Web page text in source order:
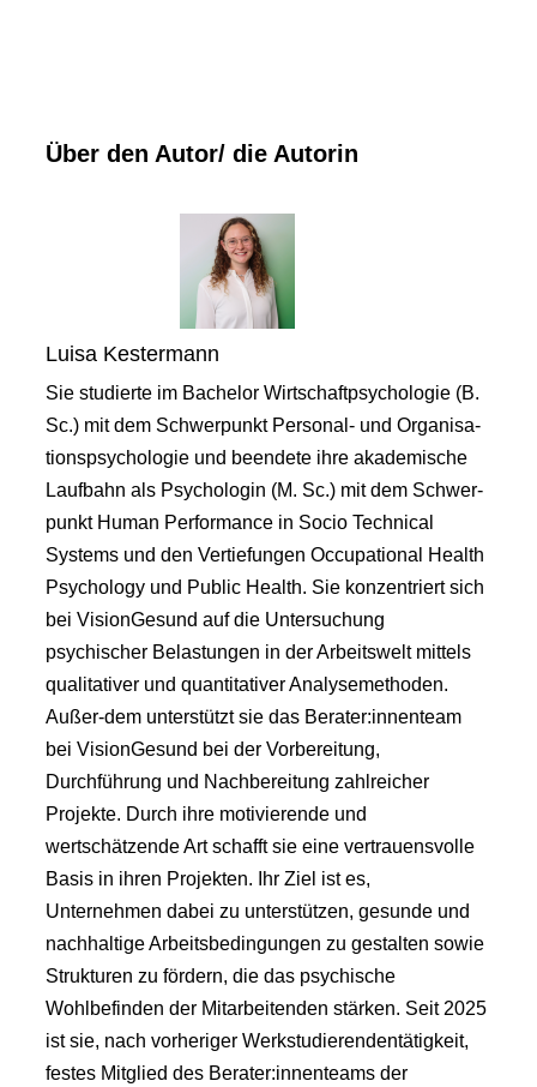
Über den Autor/ die Autorin
Luisa Kestermann
Sie studierte im Bachelor Wirtschaftpsychologie (B.
Sc.) mit dem Schwerpunkt Personal- und Organisa-
tionspsychologie und beendete ihre akademische
Laufbahn als Psychologin (M. Sc.) mit dem Schwer-
punkt Human Performance in Socio Technical
Systems und den Vertiefungen Occupational Health
Psychology und Public Health. Sie konzentriert sich
bei VisionGesund auf die Untersuchung
psychischer Belastungen in der Arbeitswelt mittels
qualitativer und quantitativer Analysemethoden.
Außer-dem unterstützt sie das Berater:innenteam
bei VisionGesund bei der Vorbereitung,
Durchführung und Nachbereitung zahlreicher
Projekte. Durch ihre motivierende und
wertschätzende Art schafft sie eine vertrauensvolle
Basis in ihren Projekten. Ihr Ziel ist es,
Unternehmen dabei zu unterstützen, gesunde und
nachhaltige Arbeitsbedingungen zu gestalten sowie
Strukturen zu fördern, die das psychische
Wohlbefinden der Mitarbeitenden stärken. Seit 2025
ist sie, nach vorheriger Werkstudierendentätigkeit,
festes Mitglied des Berater:innenteams der